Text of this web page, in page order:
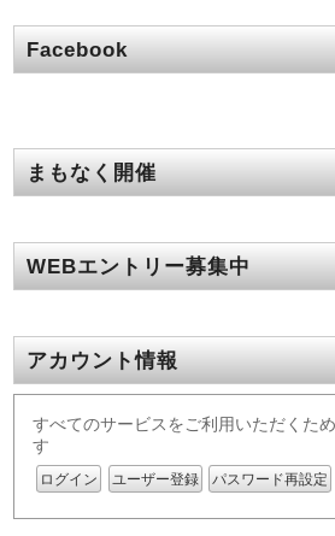
Facebook
まもなく開催
WEBエントリー募集中
アカウント情報
すべてのサービスをご利用いただくた
す
ログイン ユーザー登録 パスワード再設定